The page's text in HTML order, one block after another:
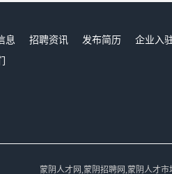
息 招聘资讯 发布简历 企业入
蒙阴人才网,蒙阴招聘网,蒙阴人才